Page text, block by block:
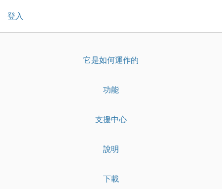
登入
它是如何運作的
功能
支援中心
說明
下載